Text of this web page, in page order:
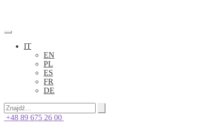
IT
EN
PL
ES
FR
DE
+48 89 675 26 00